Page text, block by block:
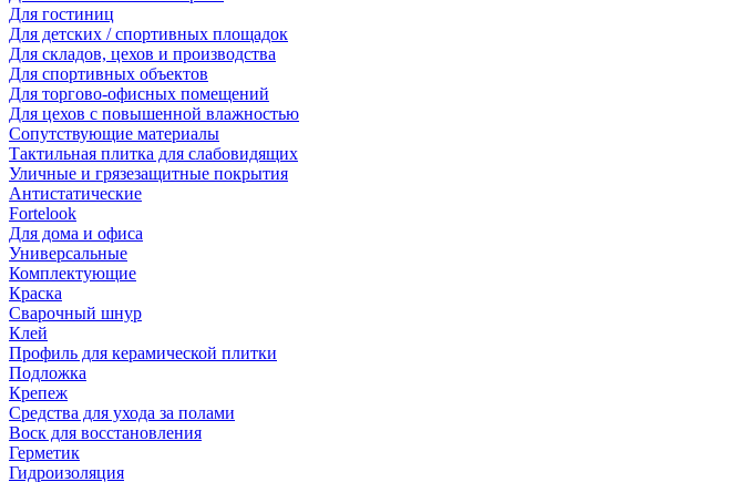
Для гостиниц
Для детских / спортивных площадок
Для складов, цехов и производства
Для спортивных объектов
Для торгово-офисных помещений
Для цехов с повышенной влажностью
Сопутствующие материалы
Тактильная плитка для слабовидящих
Уличные и грязезащитные покрытия
Антистатические
Fortelook
Для дома и офиса
Универсальные
Комплектующие
Краска
Сварочный шнур
Клей
Профиль для керамической плитки
Подложка
Крепеж
Средства для ухода за полами
Воск для восстановления
Герметик
Гидроизоляция